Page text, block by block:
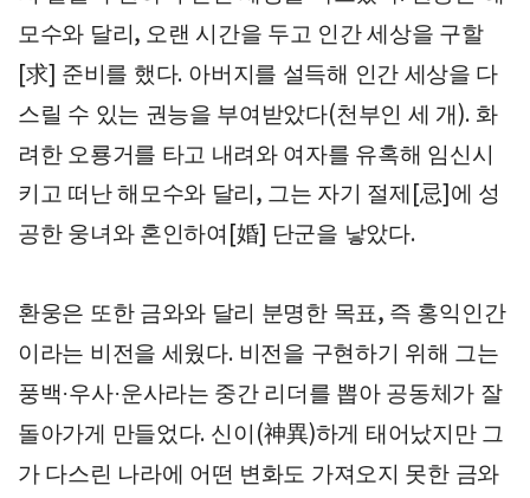
모수와 달리 , 오랜 시간을 두고 인간 세상을 구할
求 준비를 했다. 아버지를 설득해 인간 세상을 다
스릴 수 있는 권능을 부여받았다(천부인 세 개 ). 화
려한 오룡거를 타고 내려와 여자를 유혹해 임신시
키고 떠난 해모수와 달리 , 그는 자기 절제 忌] 에 성
공한 웅녀와 혼인하여 婚] 단군을 낳았다.
환웅은 또한 금와와 달리 분명한 목표, 즉 홍익인간
이라는 비전을 세웠다. 비전을 구현하기 위해 그는
풍백·우사·운사라는 중간 리더를 뽑아 공동체가 잘
돌아가게 만들었다. 신이 (神異)하게 태어났지만 그
가 다스린 나라에 어떤 변화도 가져오지 못한 금와